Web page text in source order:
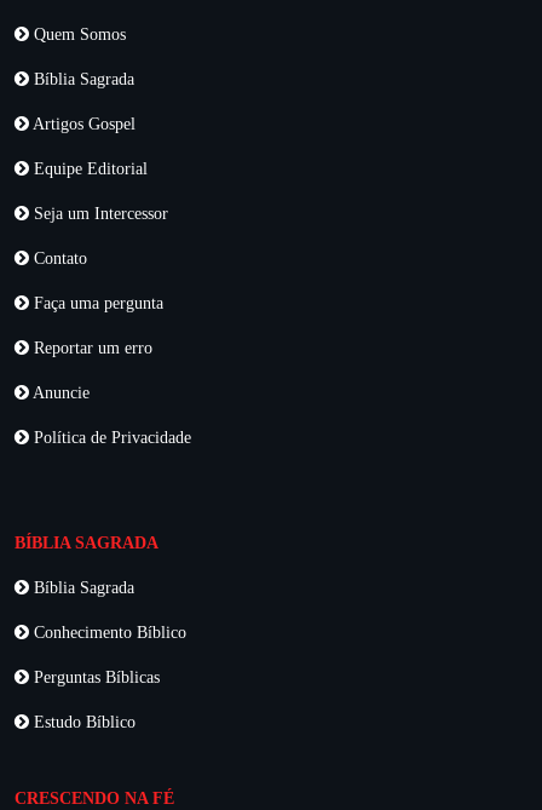
Quem Somos
Bíblia Sagrada
Artigos Gospel
Equipe Editorial
Seja um Intercessor
Contato
Faça uma pergunta
Reportar um erro
Anuncie
Política de Privacidade
BÍBLIA SAGRADA
Bíblia Sagrada
Conhecimento Bíblico
Perguntas Bíblicas
Estudo Bíblico
CRESCENDO NA FÉ